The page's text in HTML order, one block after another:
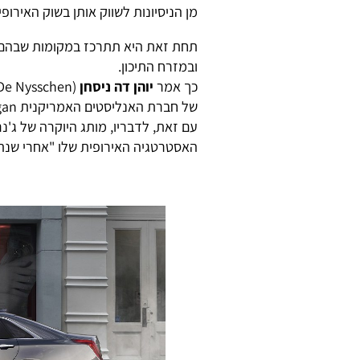
מן הניסיונות לשווק אותן בשוק
תחת זאת היא תתרכז במקומות שבהם
ובמזרח התיכון.
כך אמר יוהן דה ניסחן
של חברת האנליסטים האמריקנית J.P. Morgan.
עם זאת, לדבריו, מותג היוקרה של
האסטרטגיה האירופית שלו "אחרי שנת